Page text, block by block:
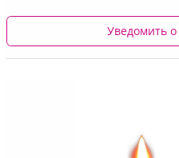
Уведомить